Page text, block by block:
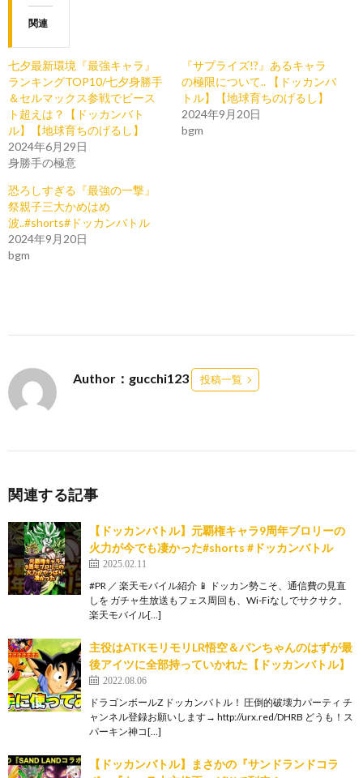
関連
七夕最新環境『最強キャラ』
ランキングTOP10/七夕身勝手
＆セルマックス参戦でビース
ト超えは？【ドッカンバト
ル】【地球育ちのげるし】
2024年6月29日
身勝手の極意
『サプライズ!?』あるキャラ
の極限について.. 【ドッカンバ
トル】【地球育ちのげるし】
2024年9月20日
bgm
恐ろしすぎる『最強の一撃』
祭親子三大かめはめ
波..#shorts#ドッカンバトル
2024年9月20日
bgm
Author：gucchi123 投稿一覧
関連する記事
【ドッカンバトル】元覇権キャラ9周年ブロリーの
火力が今でも凄かった#shorts #ドッカンバトル
2025.02.11
#PR ／ 楽天モバイル紹介 📱 ドッカン勢こそ、通信費の見直
しを ガチャ生放送もフェス周回も、Wi-Fiなしでサクサク。
楽天モバイル[…]
主役はATKモリモリLR悟空＆パンちゃんのはずが最
後アイツに全部持っていかれた【ドッカンバトル】
2022.08.06
ドラゴンボールZ ドッカンバトル！ 圧倒的破壊力パーティ チ
ャンネル登録お願いします→ http://urx.red/DHRB どうも！ス
パーキン神コ[…]
【ドッカンバトル】まさかの『サンドランドコラ